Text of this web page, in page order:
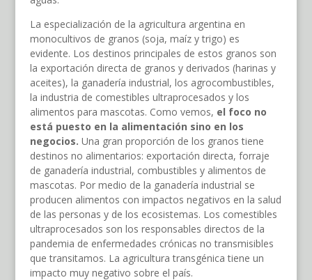
La especialización de la agricultura argentina en
monocultivos de granos (soja, maíz y trigo) es
evidente. Los destinos principales de estos granos son
la exportación directa de granos y derivados (harinas y
aceites), la ganadería industrial, los agrocombustibles,
la industria de comestibles ultraprocesados y los
alimentos para mascotas. Como vemos, el foco no
está puesto en la alimentación sino en los
negocios. Una gran proporción de los granos tiene
destinos no alimentarios: exportación directa, forraje
de ganadería industrial, combustibles y alimentos de
mascotas. Por medio de la ganadería industrial se
producen alimentos con impactos negativos en la salud
de las personas y de los ecosistemas. Los comestibles
ultraprocesados son los responsables directos de la
pandemia de enfermedades crónicas no transmisibles
que transitamos. La agricultura transgénica tiene un
impacto muy negativo sobre el país.